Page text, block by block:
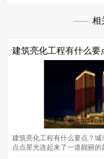
相
建筑亮化工程有什么要
建筑亮化工程有什么要点？
点点星光连起来了一道靓丽